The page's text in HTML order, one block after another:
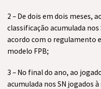
2 – De dois em dois meses,
classificação acumulada
acordo com o regulamento
modelo FPB;
3 – No final do ano, ao
acumulada nos SN jogados